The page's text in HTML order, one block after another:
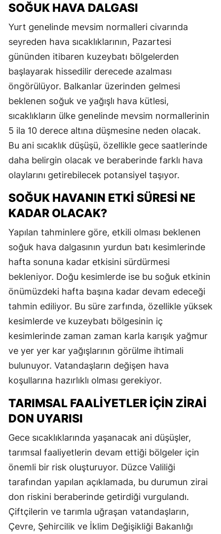
SOĞUK HAVA DALGASI
Yurt genelinde mevsim normalleri civarında
seyreden hava sıcaklıklarının, Pazartesi
gününden itibaren kuzeybatı bölgelerden
başlayarak hissedilir derecede azalması
öngörülüyor. Balkanlar üzerinden gelmesi
beklenen soğuk ve yağışlı hava kütlesi,
sıcaklıkların ülke genelinde mevsim normallerinin
5 ila 10 derece altına düşmesine neden olacak.
Bu ani sıcaklık düşüşü, özellikle gece saatlerinde
daha belirgin olacak ve beraberinde farklı hava
olaylarını getirebilecek potansiyel taşıyor.
SOĞUK HAVANIN ETKI SÜRESI NE
KADAR OLACAK?
Yapılan tahminlere göre, etkili olması beklenen
soğuk hava dalgasının yurdun batı kesimlerinde
hafta sonuna kadar etkisini sürdürmesi
bekleniyor. Doğu kesimlerde ise bu soğuk etkinin
önümüzdeki hafta başına kadar devam edeceği
tahmin ediliyor. Bu süre zarfında, özellikle yüksek
kesimlerde ve kuzeybatı bölgesinin iç
kesimlerinde zaman zaman karla karışık yağmur
ve yer yer kar yağışlarının görülme ihtimali
bulunuyor. Vatandaşların değişen hava
koşullarına hazırlıklı olması gerekiyor.
TARIMSAL FAALIYETLER İÇIN ZIRAI
DON UYARISI
Gece sıcaklıklarında yaşanacak ani düşüşler,
tarımsal faaliyetlerin devam ettiği bölgeler için
önemli bir risk oluşturuyor. Düzce Valiliği
tarafından yapılan açıklamada, bu durumun zirai
don riskini beraberinde getirdiği vurgulandı.
Çiftçilerin ve tarımla uğraşan vatandaşların,
Çevre, Şehircilik ve İklim Değişikliği Bakanlığı